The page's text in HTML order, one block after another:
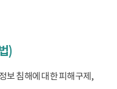
)
보 침해에 대한 피해구제,